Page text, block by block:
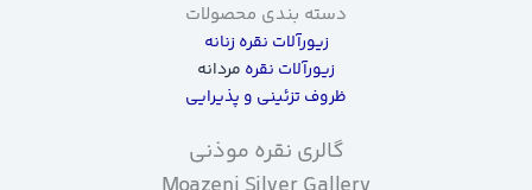
دسته بندی محصولات
زیورآلات نقره زنانه
زیورآلات نقره مردانه
ظروف تزئینی و پذیرایی
گالری نقره موذنی